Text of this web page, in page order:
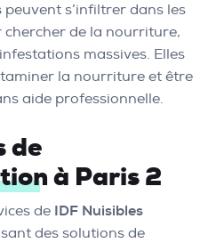
peuvent s’infiltrer dans les
de la nourriture,
massives. Elles
la nourriture et être
aide professionnelle.
de
à Paris 2
de IDF Nuisibles
des solutions de